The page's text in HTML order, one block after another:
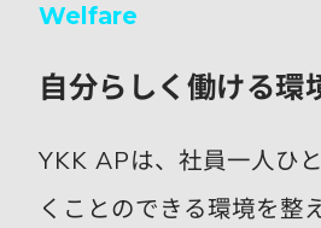
Welfare
自分らしく働ける環
YKK APは、社員一人ひ
くことのできる環境を整